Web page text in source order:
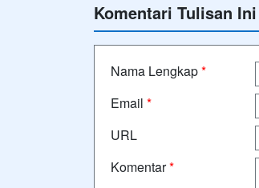
Komentari Tulisan Ini
Nama Lengkap*
Email *
URL
Komentar*